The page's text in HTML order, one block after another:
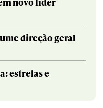
direção geral
estrelas e